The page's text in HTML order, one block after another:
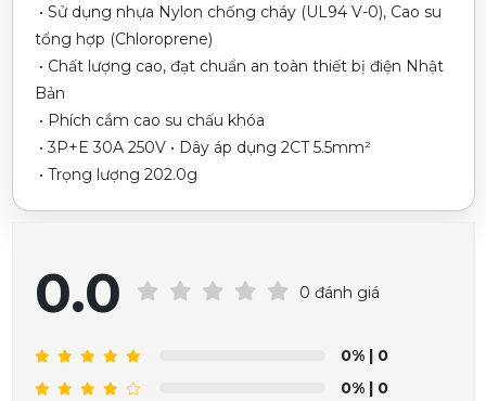
• Sử dụng nhựa Nylon chống cháy (UL94 V-0), Cao su
tổng hợp (Chloroprene)
• Chất lượng cao, đạt chuẩn an toàn thiết bị điện Nhật
Bản
• Phích cắm cao su chấu khóa
• 3P+E 30A 250V • Dây áp dụng 2CT 5.5mm²
• Trọng lượng 202.0g
0.0 0 đánh giá
0% | 0
0% | 0